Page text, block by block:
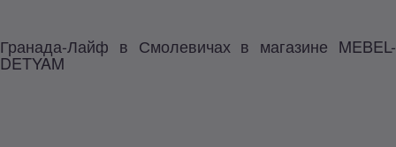
Гранада-Лайф в Смолевичах в магазине MEBEL-
DETYAM